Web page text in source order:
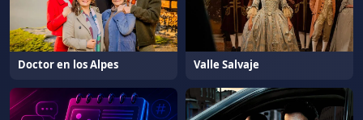
Doctor en los Alpes Valle Salvaje